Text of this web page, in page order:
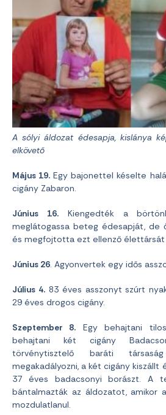
A sólyi áldozat édesapja, kislánya
elkövető
Május 19. Egy bajonettel késelte
cigány Zabaron.
Június 16.Kiengedték a
meglátogassa beteg édesapját, de
és megfojtotta ezt ellenző élettársát
Június 26. Agyonvertek egy idős
Július 4.83 éves asszonyt szúrt
29 éves drogos cigány.
Szeptember 8. Egy behajtani
behajtani két cigány
törvénytisztelő baráti
megakadályozni, a két cigány kiszállt
37 éves badacsonyi borászt. A
bántalmazták az áldozatot, amikor
mozdulatlanul.